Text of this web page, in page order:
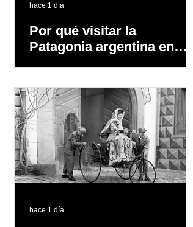
Por qué visitar la
Patagonia argentina en
hace 1 día
hace 1 día